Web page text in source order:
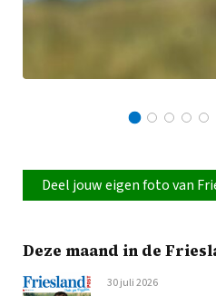
Deel jouw eigen foto van
Deze maand in de
30 juli 2026